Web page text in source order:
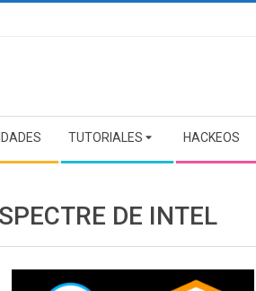
TUTORIALES HACKEOS
SPECTRE DE INTEL